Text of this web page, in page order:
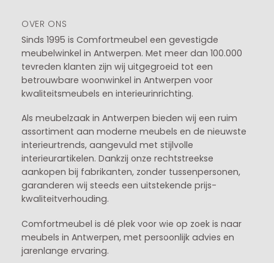
OVER ONS
Sinds 1995 is Comfortmeubel een gevestigde
meubelwinkel in Antwerpen. Met meer dan 100.000
tevreden klanten zijn wij uitgegroeid tot een
betrouwbare woonwinkel in Antwerpen voor
kwaliteitsmeubels en interieurinrichting.
Als meubelzaak in Antwerpen bieden wij een ruim
assortiment aan moderne meubels en de nieuwste
interieurtrends, aangevuld met stijlvolle
interieurartikelen. Dankzij onze rechtstreekse
aankopen bij fabrikanten, zonder tussenpersonen,
garanderen wij steeds een uitstekende prijs-
kwaliteitverhouding.
Comfortmeubel is dé plek voor wie op zoek is naar
meubels in Antwerpen, met persoonlijk advies en
jarenlange ervaring.